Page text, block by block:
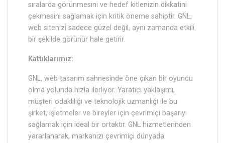
sıralarda görünmesini ve hedef kitlenizin dikkatini
çekmesini sağlamak için kritik öneme sahiptir. GNL,
web sitenizi sadece güzel değil, aynı zamanda etkili
bir şekilde görünür hale getirir.
Kattıklarımız:
GNL, web tasarım sahnesinde öne çıkan bir oyuncu
olma yolunda hızla ilerliyor. Yaratıcı yaklaşımı,
müşteri odaklılığı ve teknolojik uzmanlığı ile bu
şirket, işletmeler ve bireyler için çevrimiçi başarıyı
sağlamak için ideal bir ortaktır. GNL hizmetlerinden
yararlanarak, markanızı çevrimiçi dünyada